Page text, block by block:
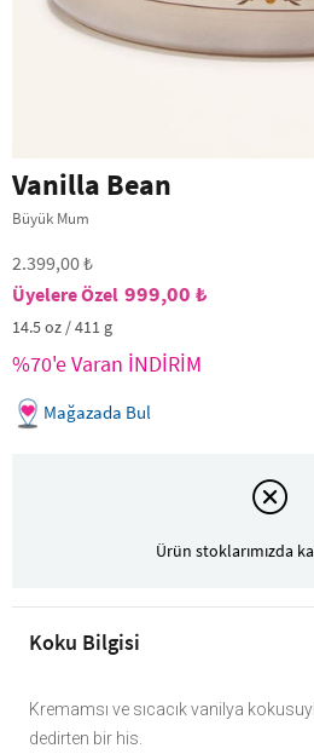
Vanilla Bean
Büyük Mum
2.399,00 ₺
999,00 ₺
14.5 oz / 411 g
%70'e Varan İNDİRİM
Mağazada Bul
Ürün stoklarımızda
Koku Bilgisi
Kremamsı ve sıcacık vanilya
dedirten bir his.